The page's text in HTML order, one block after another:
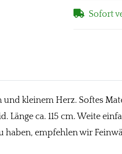
Sofort
kleinem Herz. Softes
Länge ca. 115 cm. Weite
haben, empfehlen wir